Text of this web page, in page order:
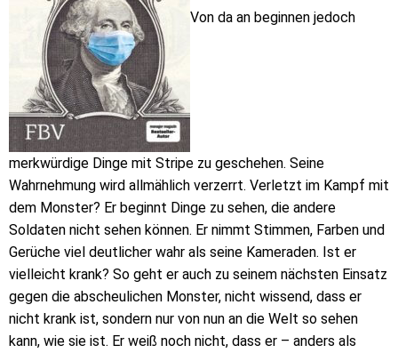
Von da an beginnen jedoch
merkwürdige Dinge mit Stripe zu geschehen. Seine
Wahrnehmung wird allmählich verzerrt. Verletzt im Kampf mit
dem Monster? Er beginnt Dinge zu sehen, die andere
Soldaten nicht sehen können. Er nimmt Stimmen, Farben und
Gerüche viel deutlicher wahr als seine Kameraden. Ist er
vielleicht krank? So geht er auch zu seinem nächsten Einsatz
gegen die abscheulichen Monster, nicht wissend, dass er
nicht krank ist, sondern nur von nun an die Welt so sehen
kann, wie sie ist. Er weiß noch nicht, dass er – anders als